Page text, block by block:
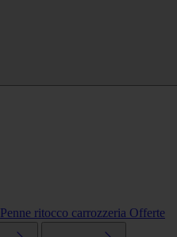
Penne ritocco carrozzeria Offerte